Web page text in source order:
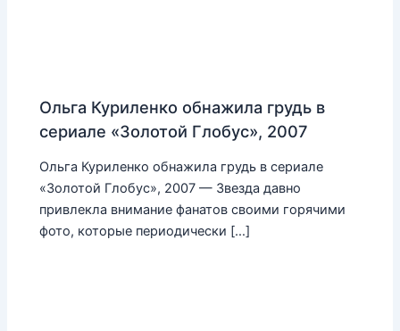
Ольга Куриленко обнажила грудь в
сериале «Золотой Глобус», 2007
Ольга Куриленко обнажила грудь в сериале
«Золотой Глобус», 2007 — Звезда давно
привлекла внимание фанатов своими горячими
фото, которые периодически […]